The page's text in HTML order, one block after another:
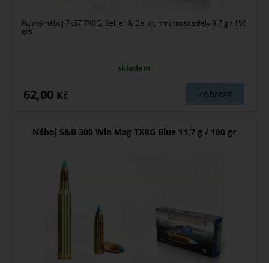
Kulový náboj 7x57 TXRG, Sellier & Bellot, hmotnost střely 9,7 g / 150
grs
skladem
Zobrazit
62,00 Kč
Náboj S&B 300 Win Mag TXRG Blue 11,7 g / 180 gr